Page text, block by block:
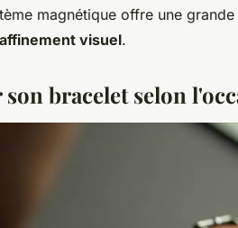
magnétique offre une
visuel.
bracelet selon